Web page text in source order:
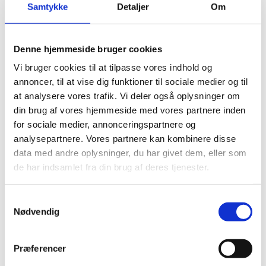
Samtykke Detaljer Om
Denne hjemmeside bruger cookies
Vi bruger cookies til at tilpasse vores indhold og
annoncer, til at vise dig funktioner til sociale medier og til
at analysere vores trafik. Vi deler også oplysninger om
din brug af vores hjemmeside med vores partnere inden
for sociale medier, annonceringspartnere og
analysepartnere. Vores partnere kan kombinere disse
data med andre oplysninger, du har givet dem, eller som
de har indsamlet fra din brug af deres tjenester.
Nødvendig
Præferencer
CPH-Business/SmartLearning ønsker med
udgangspunkt i eksisterende moduler
IT-sikkerhed til relevante medarbejdere.
Projektperiode
01.01.2025-31.12.2026
Nye fagmoduler i digital sikkerhed -
Understøttelse af efterspørgslen på it-
faglig kompetenceudvikling af den danske
arbejdsstyrke
Institution(er)